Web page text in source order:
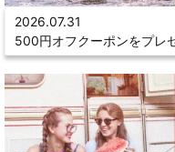
2026.07.31
500円オフクーポンをプ